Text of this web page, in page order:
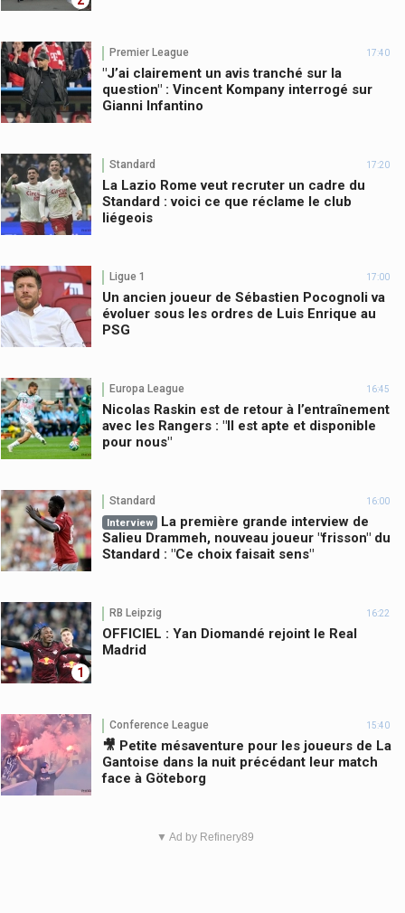
Premier League 17:40
"J’ai clairement un avis tranché sur la
question" : Vincent Kompany interrogé sur
Gianni Infantino
Standard 17:20
La Lazio Rome veut recruter un cadre du
Standard : voici ce que réclame le club
liégeois
Ligue 1 17:00
Un ancien joueur de Sébastien Pocognoli va
évoluer sous les ordres de Luis Enrique au
PSG
Europa League 16:45
Nicolas Raskin est de retour à l’entraînement
avec les Rangers : "Il est apte et disponible
pour nous"
Standard 16:00
Interview
La première grande interview de
Salieu Drammeh, nouveau joueur "frisson" du
Standard : "Ce choix faisait sens"
1
RB Leipzig 16:22
OFFICIEL : Yan Diomandé rejoint le Real
Madrid
Conference League 15:40
🎥 Petite mésaventure pour les joueurs de La
Gantoise dans la nuit précédant leur match
face à Göteborg
▼ Ad by Refinery89